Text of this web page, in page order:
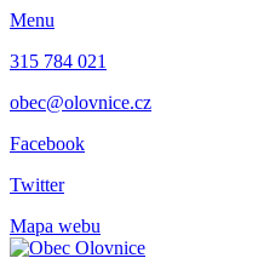
Menu
315 784 021
obec@olovnice.cz
Facebook
Twitter
Mapa webu